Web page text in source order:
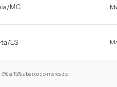
/MG
/ES
a 15% abaixo do mercado.